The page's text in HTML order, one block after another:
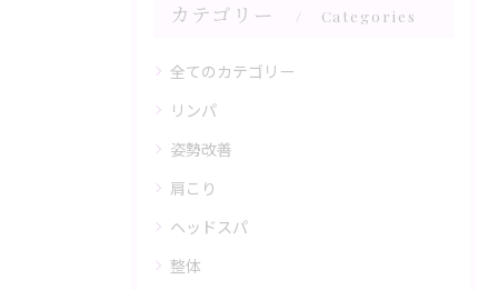
カテゴリー Categories
全てのカテゴリー
リンパ
姿勢改善
肩こり
ヘッドスパ
整体